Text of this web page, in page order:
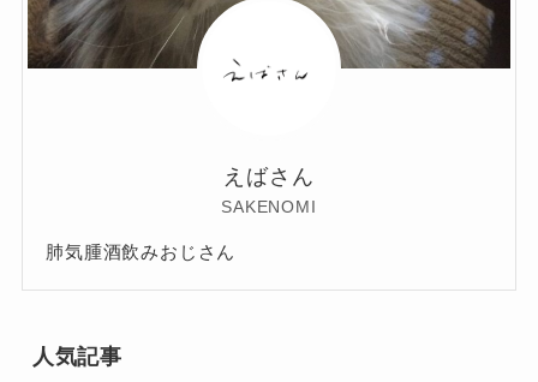
えばさん
SAKENOMI
肺気腫酒飲みおじさん
人気記事